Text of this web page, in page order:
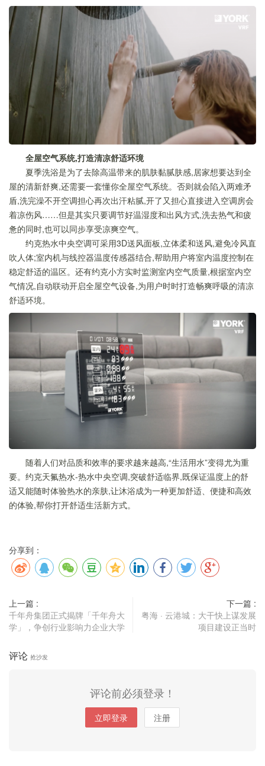
全屋空气系统,打造清凉舒适环境
夏季洗浴是为了去除高温带来的肌肤黏腻肤感,居家想要达到全
屋的清新舒爽,还需要一套懂你全屋空气系统。否则就会陷入两难矛
盾,洗完澡不开空调担心再次出汗粘腻,开了又担心直接进入空调房会
着凉伤风……但是其实只要调节好温湿度和出风方式,洗去热气和疲
惫的同时,也可以同步享受凉爽空气。
约克热水中央空调可采用3D送风面板,立体柔和送风,避免冷风直
吹人体;室内机与线控器温度传感器结合,帮助用户将室内温度控制在
稳定舒适的温区。还有约克小方实时监测室内空气质量,根据室内空
气情况,自动联动开启全屋空气设备,为用户时时打造畅爽呼吸的清凉
舒适环境。
随着人们对品质和效率的要求越来越高,“生活用水”变得尤为重
要。约克天氟热水-热水中央空调,突破舒适临界,既保证温度上的舒
适又能随时体验热水的亲肤,让沐浴成为一种更加舒适、便捷和高效
的体验,帮你打开舒适生活新方式。
分享到：
上一篇 :
千年舟集团正式揭牌「千年舟大
学」，争创行业影响力企业大学
下一篇 :
粤海 · 云港城：大干快上谋发展
项目建设正当时
评论 抢沙发
评论前必须登录！
立即登录 注册